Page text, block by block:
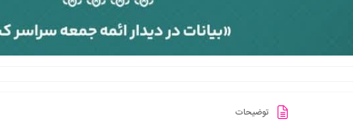
توضیحات